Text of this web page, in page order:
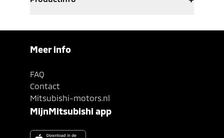
Meer info
FAQ
Contact
Mitsubishi-motors.nl
MijnMitsubishi app